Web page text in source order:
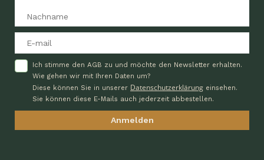
Ich stimme den AGB zu und möchte den Newsletter erhalten.
Wie gehen wir mit Ihren Daten um?
Diese können Sie in unserer Datenschutzerklärung einsehen.
Sie können diese E-Mails auch jederzeit abbestellen.